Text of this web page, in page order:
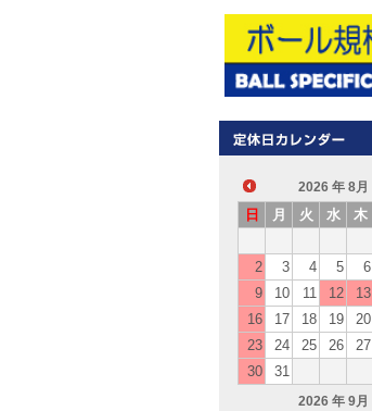
2026 年 8月
日 月 火 水 木
2
3 4 5 6
9
10 11 12 13
16
17 18 19 20
23
24 25 26 27
30
31
2026 年 9月